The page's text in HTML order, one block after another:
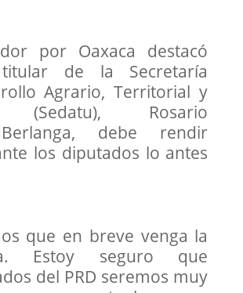
por Oaxaca destacó
de la Secretaría
Agrario, Territorial y
(Sedatu), Rosario
debe rendir
los diputados lo antes
que en breve venga la
Estoy seguro que
del PRD seremos muy